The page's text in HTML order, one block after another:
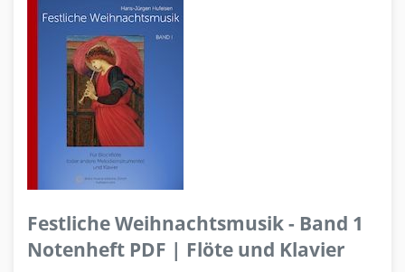
Festliche Weihnachtsmusik - Band 1
Notenheft PDF | Flöte und Klavier